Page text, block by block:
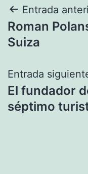
de
Entrada
Roman
Suiza
Entrada
El fundador
séptimo